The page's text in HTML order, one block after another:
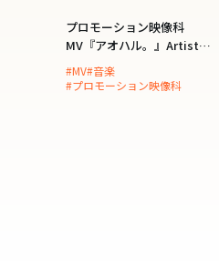
プロモーション映像科
MV『アオハル。』Artist：
坂本櫻
#MV#音楽
#プロモーション映像科